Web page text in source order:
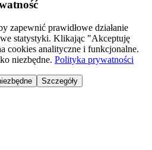
zapewnić prawidłowe działanie
statystyki. Klikając "Akceptuję
cookies analityczne i funkcjonalne.
niezbędne. Polityka prywatności
Szczegóły